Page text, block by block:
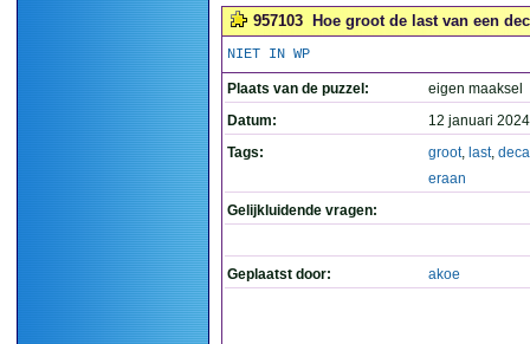
957103 Hoe groot de last van een
NIET IN WP
Plaats van de puzzel:
eigen maaksel
Datum:
12 januari
Tags:
groot, last,
eraan
Gelijkluidende vragen:
Geplaatst door: akoe